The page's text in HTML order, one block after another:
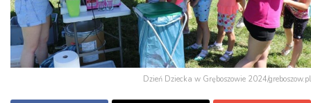
Dzień Dziecka w Gręboszowie 2024/greboszow.pl